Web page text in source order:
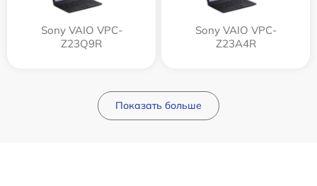
Sony VAIO VPC-
Z23Q9R
Sony VAIO VPC-
Z23A4R
Показать больше